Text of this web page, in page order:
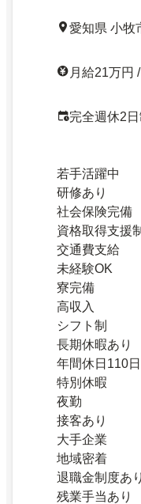
愛知県 小牧
月給21万円
完全週休2
若手活躍中
研修あり
社会保険完備
資格取得支援
交通費支給
未経験OK
寮完備
高収入
シフト制
長期休暇あり
年間休日110
特別休暇
夜勤
接客あり
大手企業
地域密着
退職金制度あり
残業手当あり